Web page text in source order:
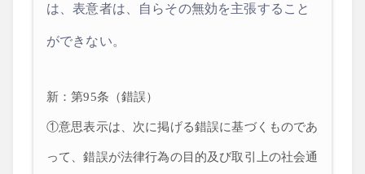
は、表意者は、自らその無効を主張すること
ができない。
新：第95条（錯誤）
①意思表示は、次に掲げる錯誤に基づくものであ
って、錯誤が法律行為の目的及び取引上の社会通